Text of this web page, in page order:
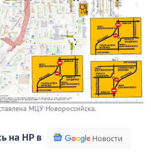
МЦУ Новороссийска.
на НР в